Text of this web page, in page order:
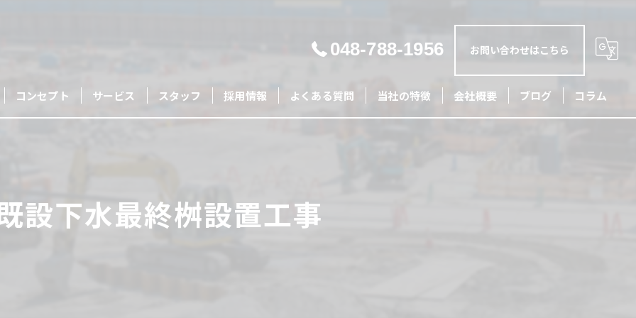
048-788-1956 お問い合わせはこちら
コンセプト サービス スタッフ 採用情報 よくある質問 当社の特徴 会社概要 ブログ コラム
設下水最終桝設置工事